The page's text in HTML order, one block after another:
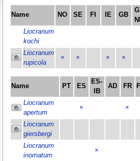
Name NO SE FI IE GB
Liocranum
kochi
Liocranum
rupicola
× × × ×
Name PT ES
ES-
IB
AD FR
Liocranum
apertum
× ×
Liocranum
giersbergi
Liocranum
inornatum
×